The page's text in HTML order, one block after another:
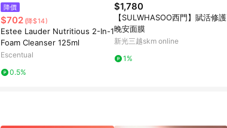
降價
$702 (降$14)
Estee Lauder Nutritious 2-In-1
Foam Cleanser 125ml
Escentual
0.5%
$1,780
【SULWHASOO西門】賦活修護
晚安面膜
新光三越skm online
1%